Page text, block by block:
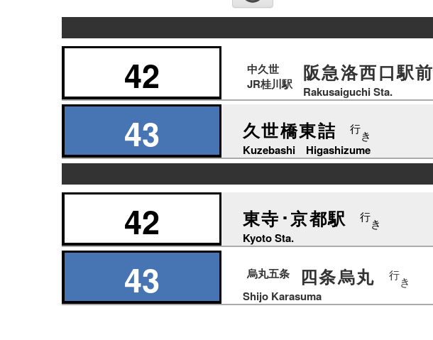
の
42
中久世
JR桂川駅
阪急洛西口駅前
Rakusaiguchi Sta.
43 久世橋東詰 行き
Kuzebashi Higashizume
の
42 東寺･京都駅 行き
Kyoto Sta.
43 烏丸五条 四条烏丸 行き
Shijo Karasuma